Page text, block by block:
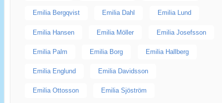
Emilia Bergqvist Emilia Dahl Emilia Lund
Emilia Hansen Emilia Möller Emilia Josefsson
Emilia Palm Emilia Borg Emilia Hallberg
Emilia Englund Emilia Davidsson
Emilia Ottosson Emilia Sjöström